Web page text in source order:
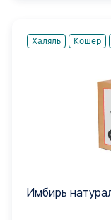
Халяль Кошер
Имбирь